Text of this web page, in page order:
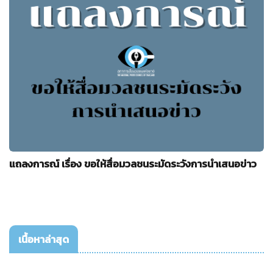
แถลงการณ์ เรื่อง ขอให้สื่อมวลชนระมัดระวังการนำเสนอข่าว
เนื้อหาล่าสุด